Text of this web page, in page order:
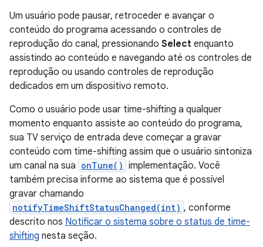
Um usuário pode pausar, retroceder e avançar o
conteúdo do programa acessando o controles de
reprodução do canal, pressionando Select enquanto
assistindo ao conteúdo e navegando até os controles de
reprodução ou usando controles de reprodução
dedicados em um dispositivo remoto.
Como o usuário pode usar time-shifting a qualquer
momento enquanto assiste ao conteúdo do programa,
sua TV serviço de entrada deve começar a gravar
conteúdo com time-shifting assim que o usuário sintoniza
um canal na sua onTune() implementação. Você
também precisa informe ao sistema que é possível
gravar chamando
notifyTimeShiftStatusChanged(int) , conforme
descrito nos Notificar o sistema sobre o status de time-
shifting nesta seção.